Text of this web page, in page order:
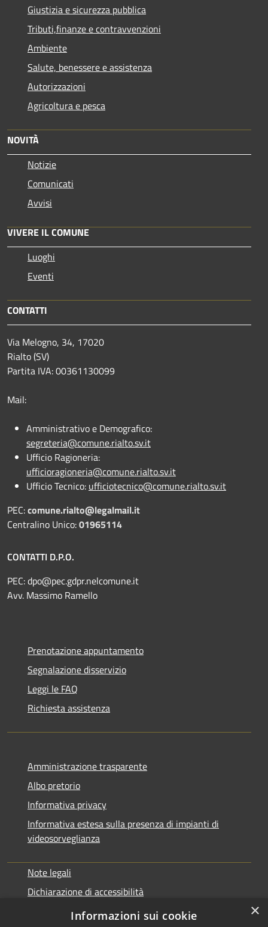
Giustizia e sicurezza pubblica
Tributi,finanze e contravvenzioni
Ambiente
Salute, benessere e assistenza
Autorizzazioni
Agricoltura e pesca
NOVITÀ
Notizie
Comunicati
Avvisi
VIVERE IL COMUNE
Luoghi
Eventi
CONTATTI
Via Melogno, 34, 17020
Rialto (SV)
Partita IVA: 00361130099
Mail:
Amministrativo e Demografico:
segreteria@comune.rialto.sv.it
Ufficio Ragioneria:
ufficioragioneria@comune.rialto.sv.it
Ufficio Tecnico: ufficiotecnico@comune.rialto.sv.it
PEC:comune.rialto@legalmail.it
Centralino Unico:01965114
CONTATTI D.P.O.
PEC:dpo@pec.gdpr.nelcomune.it
Avv. Massimo Ramello
Prenotazione appuntamento
Segnalazione disservizio
Leggi le FAQ
Richiesta assistenza
Amministrazione trasparente
Albo pretorio
Informativa privacy
Informativa estesa sulla presenza di impianti di
videosorveglianza
Note legali
Dichiarazione di accessibilità
Obbiettivi di accessibilità
×
Informazioni sui cookie